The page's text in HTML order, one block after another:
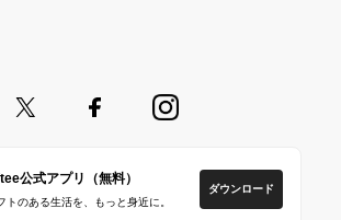
公式アプリ（無料）
トのある生活を、もっと身近に。
ダウンロード